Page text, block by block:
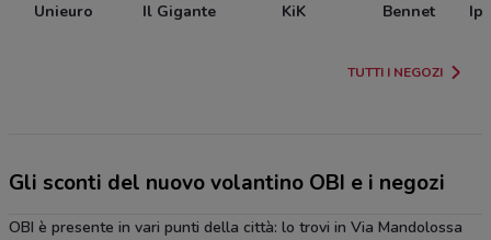
Unieuro Il Gigante KiK Bennet
TUTTI I NEGOZI
Gli sconti del nuovo volantino OBI e i negozi
OBI è presente in vari punti della città: lo trovi in Via Mandolossa